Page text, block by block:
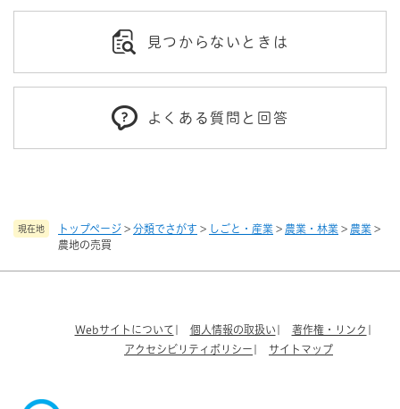
現在地 トップページ > 分類でさがす > しごと・産業 > 農業・林業 > 農業 >
農地の売買
見つからないときは
よくある質問と回答
Webサイトについて 個人情報の取扱い
著作権・リンク
アクセシビリティポリシー
サイトマップ